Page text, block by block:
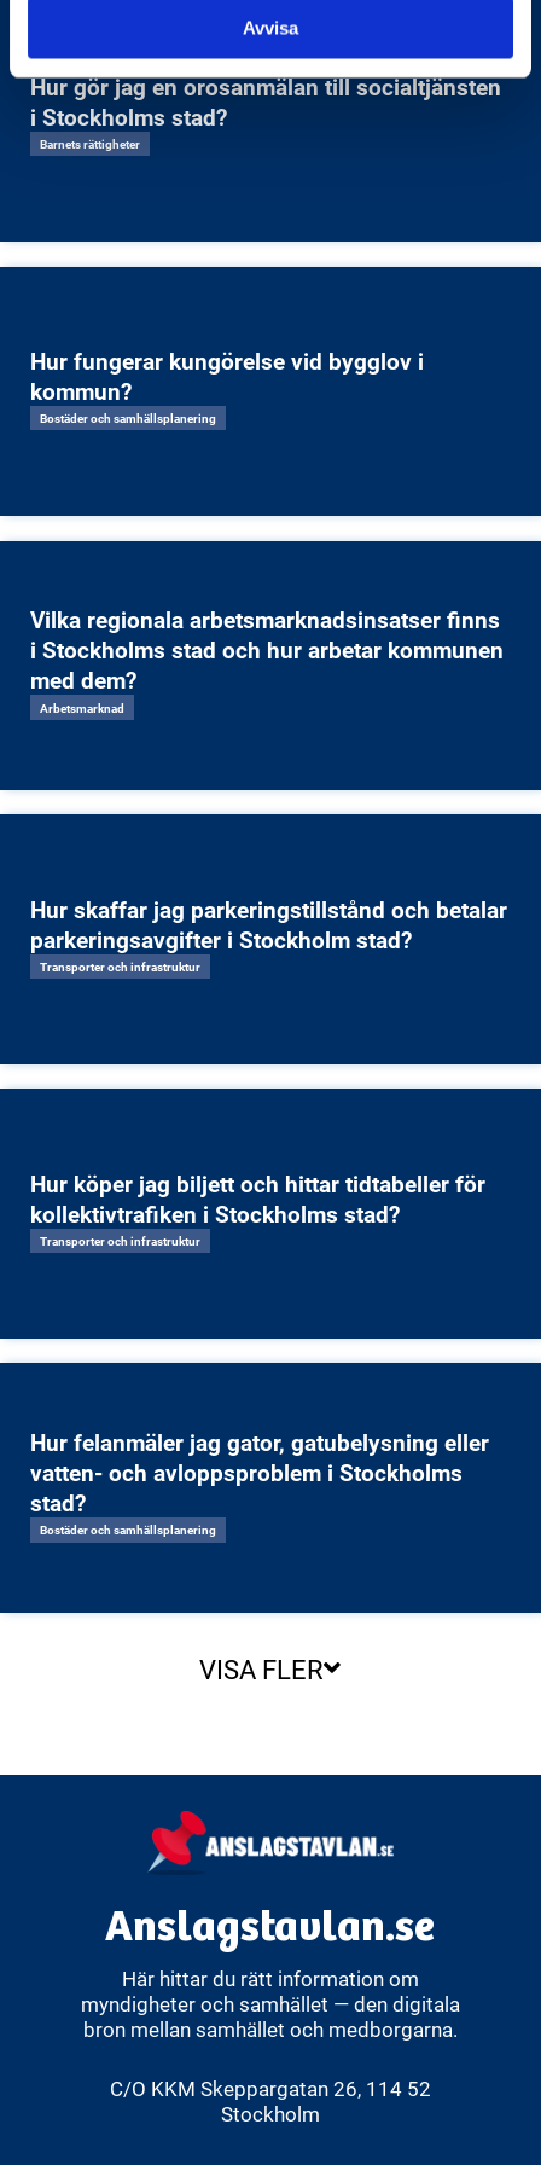
Avvisa
Hur gör jag en orosanmälan till socialtjänsten
i Stockholms stad?
Barnets rättigheter
Hur fungerar kungörelse vid bygglov i
kommun?
Bostäder och samhällsplanering
Vilka regionala arbetsmarknadsinsatser finns
i Stockholms stad och hur arbetar kommunen
med dem?
Arbetsmarknad
Hur skaffar jag parkeringstillstånd och betalar
parkeringsavgifter i Stockholm stad?
Transporter och infrastruktur
Hur köper jag biljett och hittar tidtabeller för
kollektivtrafiken i Stockholms stad?
Transporter och infrastruktur
Hur felanmäler jag gator, gatubelysning eller
vatten- och avloppsproblem i Stockholms
stad?
Bostäder och samhällsplanering
VISA FLER
Anslagstavlan.se
Här hittar du rätt information om
myndigheter och samhället — den digitala
bron mellan samhället och medborgarna.
C/O KKM Skeppargatan 26, 114 52
Stockholm